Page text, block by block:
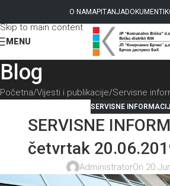
Skip to navigation
Skip to main content
O NAMAPITANJADOKUMENTI
MENU
Blog
Početna Vijesti i publikacije Servisne
SERVISNE
SERVISNE
četvrtak
AdministratorOn 20